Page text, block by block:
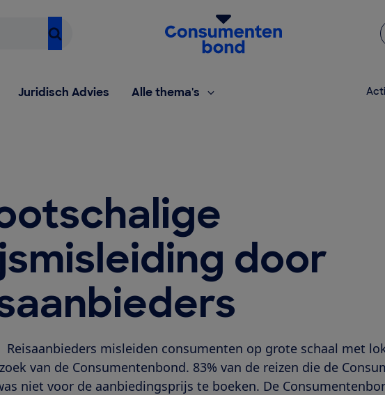
Homepage van de Consumentenbond
Juridisch Advies Alle thema's
door
Reisaanbieders misleiden consumenten op grote schaal met
van de Consumentenbond. 83% van de reizen die de
niet voor de aanbiedingsprijs te boeken. De